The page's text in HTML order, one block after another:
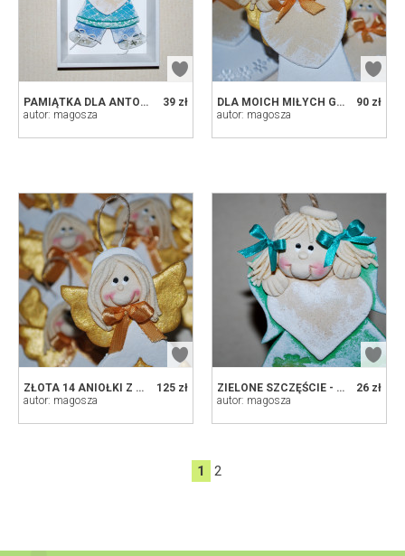
39 zł
PAMIĄTKA DLA ANTOSIA - OBRAZEK, ANIOŁ Z MASY SOLNEJ W RAMCE
autor: magosza
90 zł
DLA MOICH MIŁYCH GOŚCI - ANIOŁKI Z DEDYKACJĄ, PREZENT, DEKORACJA
autor: magosza
125 zł
ZŁOTA 14 ANIOŁKI Z MASY SOLNEJ, PREZENT DLA GOŚCI
autor: magosza
26 zł
ZIELONE SZCZĘŚCIE - ANIOŁ Z KONICZYNKĄ I DEDYKACJĄ, Z MASY SOLNEJ
autor: magosza
1 2